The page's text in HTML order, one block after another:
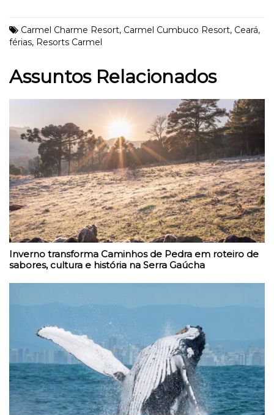
Carmel Charme Resort, Carmel Cumbuco Resort, Ceará,
férias, Resorts Carmel
Assuntos Relacionados
Inverno transforma Caminhos de Pedra em roteiro de
sabores, cultura e história na Serra Gaúcha